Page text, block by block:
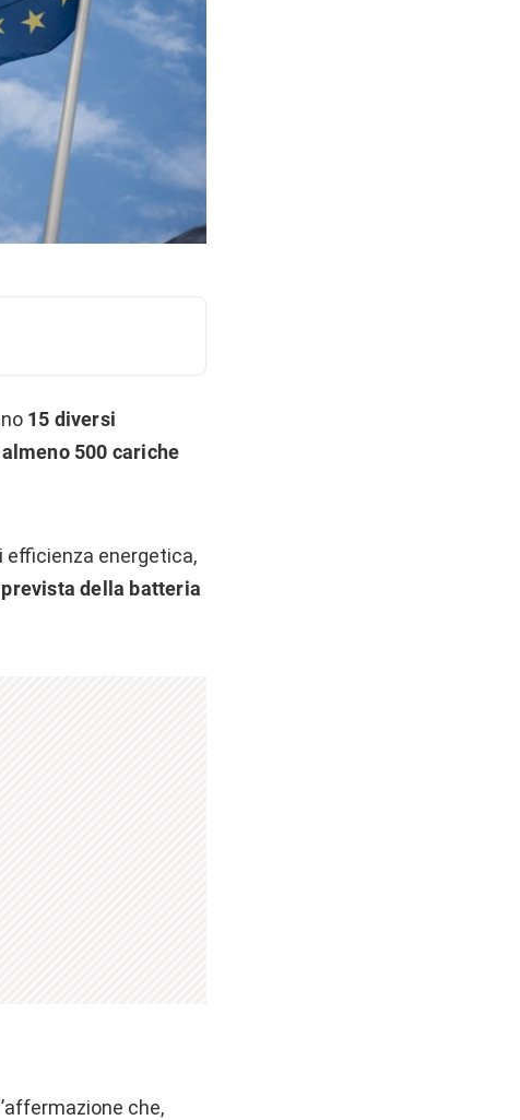
15 diversi
500 cariche
efficienza energetica,
della batteria
che,